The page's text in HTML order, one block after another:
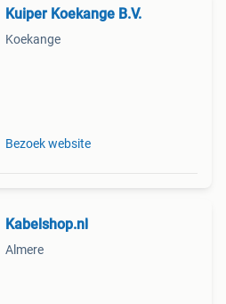
Kuiper Koekange B.V.
Koekange
Bezoek website
Kabelshop.nl
Almere